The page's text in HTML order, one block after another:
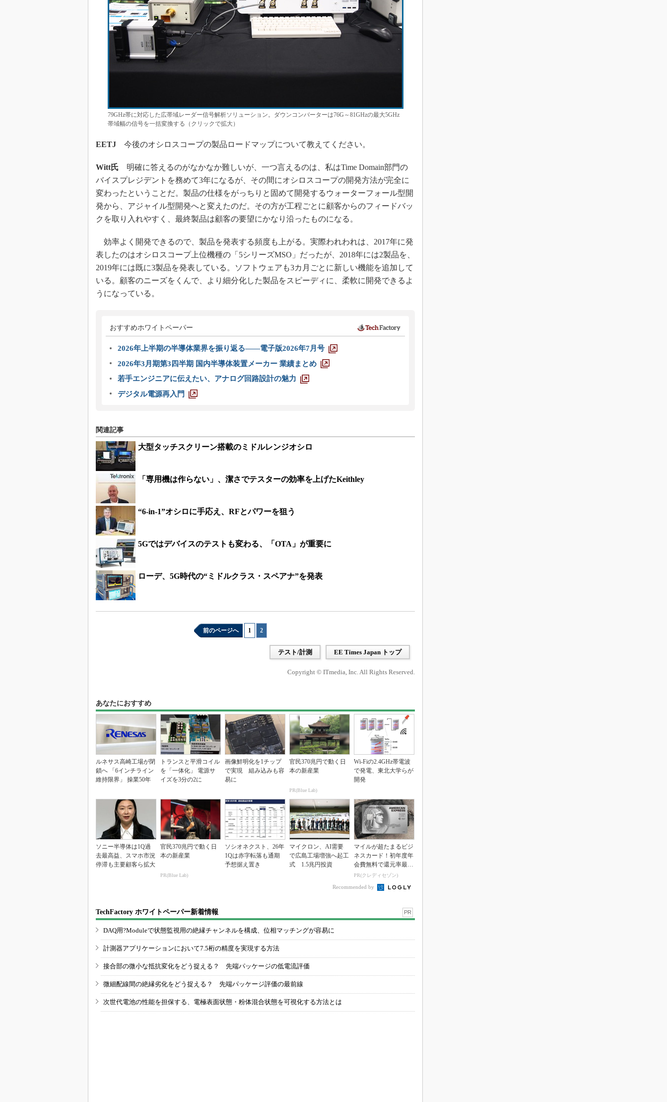
79GHz帯に対応した広帯域レーダー信号解析ソリューション。ダウンコンバーターは76G～81GHzの最大5GHz
帯域幅の信号を一括変換する（クリックで拡大）
EETJ 今後のオシロスコープの製品ロードマップについて教えてください。
Witt氏 明確に答えるのがなかなか難しいが、一つ言えるのは、私はTime Domain部門の
バイスプレジデントを務めて3年になるが、その間にオシロスコープの開発方法が完全に
変わったということだ。製品の仕様をがっちりと固めて開発するウォーターフォール型開
発から、アジャイル型開発へと変えたのだ。その方が工程ごとに顧客からのフィードバッ
クを取り入れやすく、最終製品は顧客の要望にかなり沿ったものになる。
効率よく開発できるので、製品を発表する頻度も上がる。実際われわれは、2017年に発
表したのはオシロスコープ上位機種の「5シリーズMSO」だったが、2018年には2製品を、
2019年には既に3製品を発表している。ソフトウェアも3カ月ごとに新しい機能を追加して
いる。顧客のニーズをくんで、より細分化した製品をスピーディに、柔軟に開発できるよ
うになっている。
おすすめホワイトペーパー
2026年上半期の半導体業界を振り返る――電子版2026年7月号
2026年3月期第3四半期 国内半導体装置メーカー 業績まとめ
若手エンジニアに伝えたい、アナログ回路設計の魅力
デジタル電源再入門
関連記事
大型タッチスクリーン搭載のミドルレンジオシロ
「専用機は作らない」、潔さでテスターの効率を上げたKeithley
“6-in-1”オシロに手応え、RFとパワーを狙う
5Gではデバイスのテストも変わる、「OTA」が重要に
ローデ、5G時代の“ミドルクラス・スペアナ”を発表
前のページへ 1 2
テスト/計測 EE Times Japan トップ
Copyright © ITmedia, Inc. All Rights Reserved.
あなたにおすすめ
ルネサス高崎工場が閉
鎖へ 「6インチライン
維持限界」 操業50年
トランスと平滑コイル
を「一体化」 電源サ
イズを3分の2に
画像鮮明化を1チップ
で実現 組み込みも容
易に
官民370兆円で動く日
本の新産業
PR(Blue Lab)
Wi-Fiの2.4GHz帯電波
で発電、東北大学らが
開発
ソニー半導体は1Q過
去最高益、スマホ市況
停滞も主要顧客ら拡大
官民370兆円で動く日
本の新産業
PR(Blue Lab)
ソシオネクスト、26年
1Qは赤字転落も通期
予想据え置き
マイクロン、AI需要
で広島工場増強へ起工
式 1.5兆円投資
マイルが超たまるビジ
ネスカード！初年度年
会費無料で還元率最大
1.125%
PR(クレディセゾン)
Recommended by
TechFactory ホワイトペーパー新着情報 PR
DAQ用?Moduleで状態監視用の絶縁チャンネルを構成、位相マッチングが容易に
計測器アプリケーションにおいて7.5桁の精度を実現する方法
接合部の微小な抵抗変化をどう捉える？ 先端パッケージの低電流評価
微細配線間の絶縁劣化をどう捉える？ 先端パッケージ評価の最前線
次世代電池の性能を担保する、電極表面状態・粉体混合状態を可視化する方法とは